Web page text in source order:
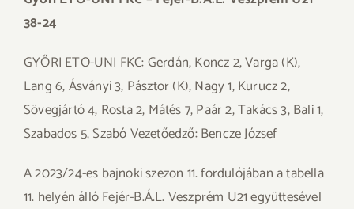
38-24
GYŐRI ETO-UNI FKC: Gerdán, Koncz 2, Varga (K),
Lang 6, Ásványi 3, Pásztor (K), Nagy 1, Kurucz 2,
Sövegjártó 4, Rosta 2, Mátés 7, Paár 2, Takács 3, Bali 1,
Szabados 5, Szabó Vezetőedző: Bencze József
A 2023/24-es bajnoki szezon 11. fordulójában a tabella
11. helyén álló Fejér-B.Á.L. Veszprém U21 együttesével